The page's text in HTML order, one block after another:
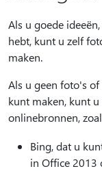
Als u goede
hebt, kunt u zelf
maken.
Als u geen foto's
kunt maken, kunt
onlinebronnen,
Bing, dat u
in Office 2013